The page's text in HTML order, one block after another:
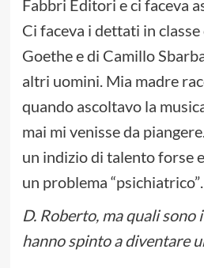
Fabbri Editori e ci faceva
Ci faceva i dettati in classe
Goethe e di Camillo
altri uomini. Mia madre
quando ascoltavo la
mai mi venisse da
un indizio di talento forse
un problema
D. Roberto, ma quali sono
hanno spinto a diventare